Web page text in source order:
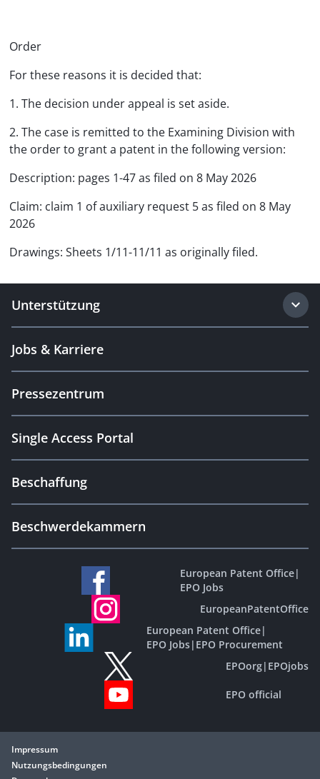
Order
For these reasons it is decided that:
1. The decision under appeal is set aside.
2. The case is remitted to the Examining Division with
the order to grant a patent in the following version:
Description: pages 1-47 as filed on 8 May 2026
Claim: claim 1 of auxiliary request 5 as filed on 8 May
2026
Drawings: Sheets 1/11-11/11 as originally filed.
Unterstützung
Jobs & Karriere
Pressezentrum
Single Access Portal
Beschaffung
Beschwerdekammern
European Patent Office|
EPO Jobs
EuropeanPatentOffice
European Patent Office|
EPO Jobs| EPO Procurement
EPOorg| EPOjobs
EPO official
Impressum
Nutzungsbedingungen